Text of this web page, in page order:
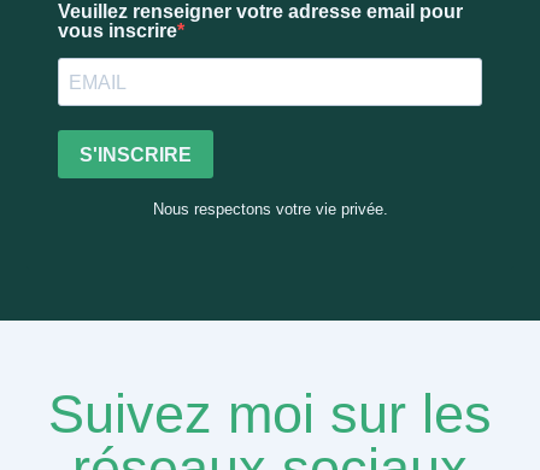
Veuillez renseigner votre adresse email pour
vous inscrire
S'INSCRIRE
Nous respectons votre vie privée.
Suivez moi sur les